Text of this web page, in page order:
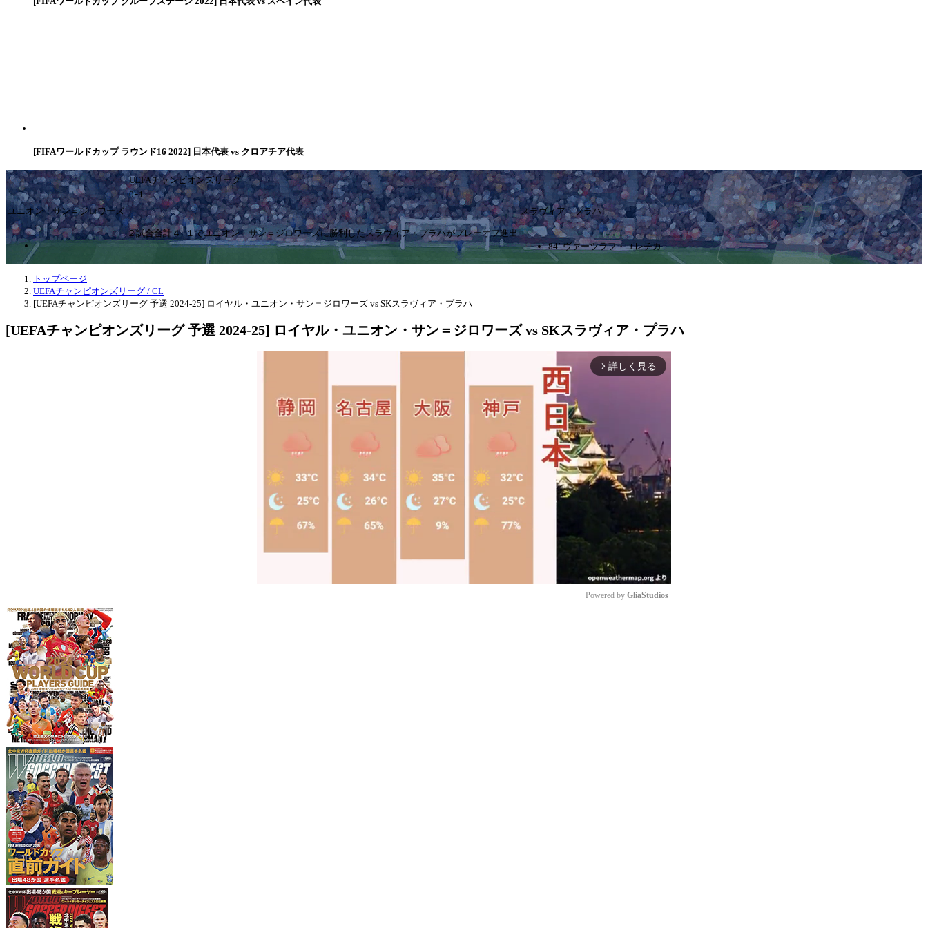
[FIFAワールドカップ ラウンド16 2022] 日本代表 vs クロアチア代表
UEFAチャンピオンズリーグ
0ｰ1
ユニオン・サン＝ジロワーズ
２試合合計４ｰ１でユニオン・サン＝ジロワーズに勝利したスラヴィア・プラハがプレーオフ進出
スラヴィア・プラハ
84’ ヴァーツラフ・ユレチカ
トップページ
UEFAチャンピオンズリーグ / CL
[UEFAチャンピオンズリーグ 予選 2024-25] ロイヤル・ユニオン・サン＝ジロワーズ vs SKスラヴィア・プラハ
[UEFAチャンピオンズリーグ 予選 2024-25] ロイヤル・ユニオン・サン＝ジロワーズ vs SKスラヴィア・プラハ
arrow_forward_ios 詳しく見る
Powered by GliaStudios